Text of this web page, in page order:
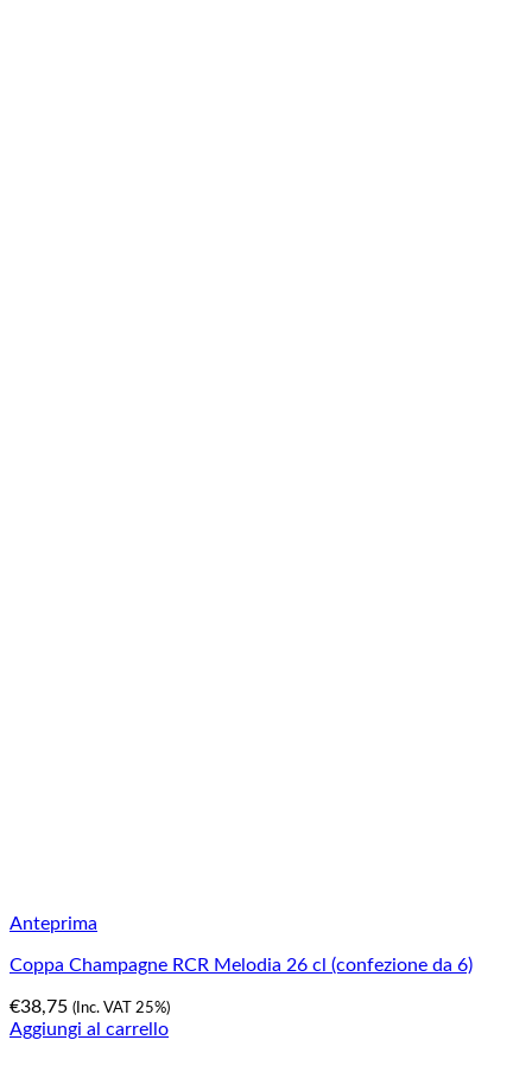
Anteprima
Coppa Champagne RCR Melodia 26 cl (confezione da 6)
€38,75 (Inc. VAT 25%)
Aggiungi al carrello